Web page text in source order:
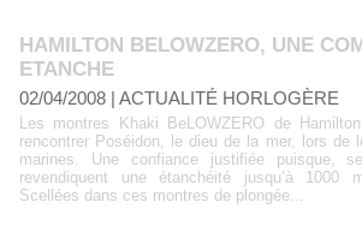
HAMILTON BELOWZERO, UNE
ETANCHE
02/04/2008 | ACTUALITÉ HORLOGÈRE
Les montres Khaki BeLOWZERO de
rencontrer Poséidon, le dieu de la mer, lors de
marines. Une confiance justifiée puisque,
revendiquent une étanchéité jusqu’à 1000
Scellées dans ces montres de plongée...